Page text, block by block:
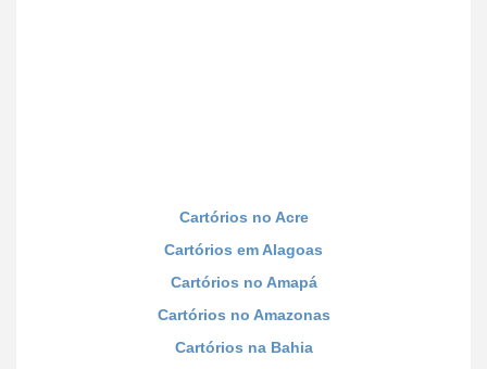
Cartórios no Acre
Cartórios em Alagoas
Cartórios no Amapá
Cartórios no Amazonas
Cartórios na Bahia